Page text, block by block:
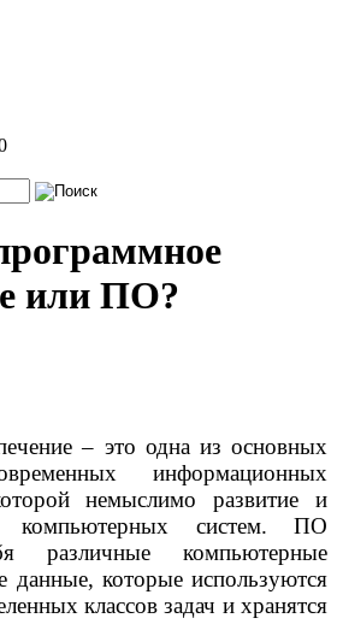
или ПО?
– это одна из основных
информационных
немыслимо развитие и
компьютерных систем. ПО
различные компьютерные
данные, которые используются
классов задач и хранятся